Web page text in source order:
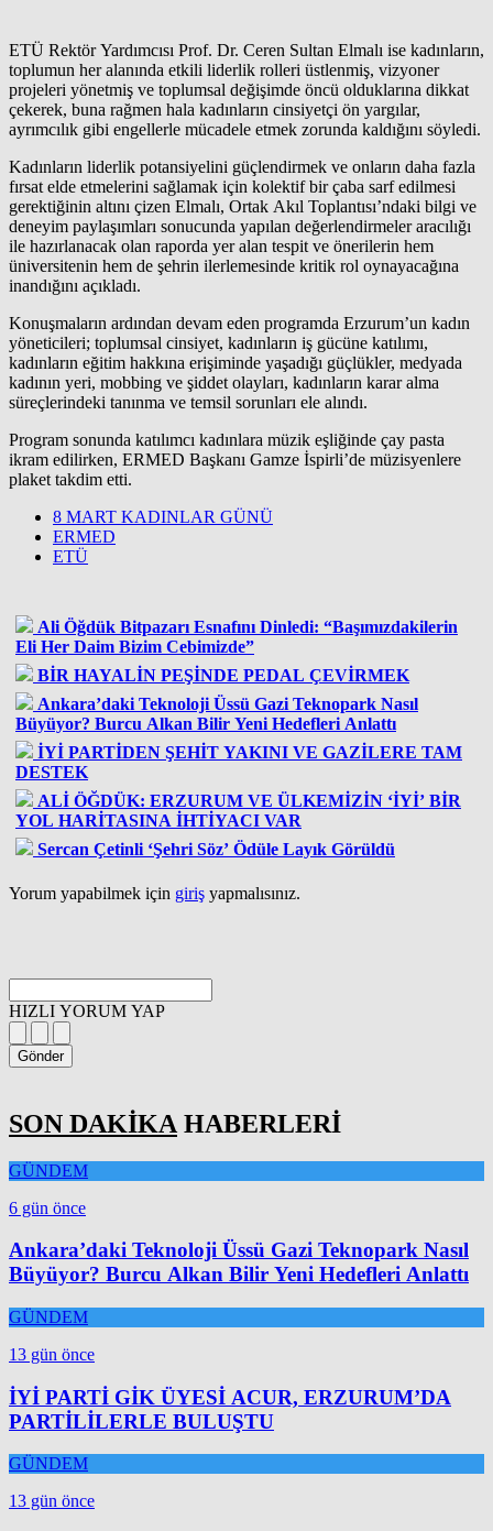
ETÜ Rektör Yardımcısı Prof. Dr. Ceren Sultan Elmalı ise kadınların,
toplumun her alanında etkili liderlik rolleri üstlenmiş, vizyoner
projeleri yönetmiş ve toplumsal değişimde öncü olduklarına dikkat
çekerek, buna rağmen hala kadınların cinsiyetçi ön yargılar,
ayrımcılık gibi engellerle mücadele etmek zorunda kaldığını söyledi.
Kadınların liderlik potansiyelini güçlendirmek ve onların daha fazla
fırsat elde etmelerini sağlamak için kolektif bir çaba sarf edilmesi
gerektiğinin altını çizen Elmalı, Ortak Akıl Toplantısı’ndaki bilgi ve
deneyim paylaşımları sonucunda yapılan değerlendirmeler aracılığı
ile hazırlanacak olan raporda yer alan tespit ve önerilerin hem
üniversitenin hem de şehrin ilerlemesinde kritik rol oynayacağına
inandığını açıkladı.
Konuşmaların ardından devam eden programda Erzurum’un kadın
yöneticileri; toplumsal cinsiyet, kadınların iş gücüne katılımı,
kadınların eğitim hakkına erişiminde yaşadığı güçlükler, medyada
kadının yeri, mobbing ve şiddet olayları, kadınların karar alma
süreçlerindeki tanınma ve temsil sorunları ele alındı.
Program sonunda katılımcı kadınlara müzik eşliğinde çay pasta
ikram edilirken, ERMED Başkanı Gamze İspirli’de müzisyenlere
plaket takdim etti.
8 MART KADINLAR GÜNÜ
ERMED
ETÜ
Ali Öğdük Bitpazarı Esnafını Dinledi: “Başımızdakilerin
Eli Her Daim Bizim Cebimizde”
BİR HAYALİN PEŞİNDE PEDAL ÇEVİRMEK
Ankara’daki Teknoloji Üssü Gazi Teknopark Nasıl
Büyüyor? Burcu Alkan Bilir Yeni Hedefleri Anlattı
İYİ PARTİDEN ŞEHİT YAKINI VE GAZİLERE TAM
DESTEK
ALİ ÖĞDÜK: ERZURUM VE ÜLKEMİZİN ‘İYİ’ BİR
YOL HARİTASINA İHTİYACI VAR
Sercan Çetinli ‘Şehri Söz’ Ödüle Layık Görüldü
Yorum yapabilmek için giriş yapmalısınız.
HIZLI YORUM YAP
Gönder
SON DAKİKA HABERLERİ
GÜNDEM
6 gün önce
Ankara’daki Teknoloji Üssü Gazi Teknopark Nasıl
Büyüyor? Burcu Alkan Bilir Yeni Hedefleri Anlattı
GÜNDEM
13 gün önce
İYİ PARTİ GİK ÜYESİ ACUR, ERZURUM’DA
PARTİLİLERLE BULUŞTU
GÜNDEM
13 gün önce